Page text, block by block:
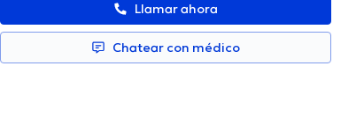
Llamar ahora
Chatear con médico